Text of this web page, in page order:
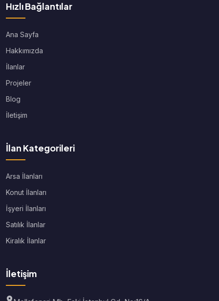
Hızlı Bağlantılar
Ana Sayfa
Hakkımızda
İlanlar
Projeler
Blog
İletişim
İlan Kategorileri
Arsa İlanları
Konut İlanları
İşyeri İlanları
Satılık İlanlar
Kiralık İlanlar
İletişim